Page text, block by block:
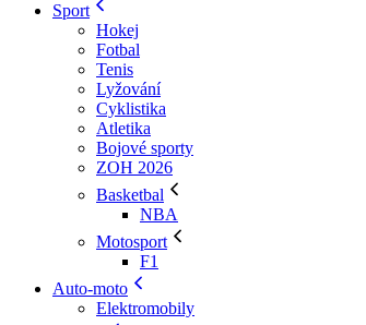
Sport
Hokej
Fotbal
Tenis
Lyžování
Cyklistika
Atletika
Bojové sporty
ZOH 2026
Basketbal
NBA
Motosport
F1
Auto-moto
Elektromobily